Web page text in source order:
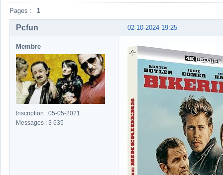
Pages : 1
02-10-2024 19:25
Pcfun
Membre
Inscription : 05-05-2021
Messages : 3 635